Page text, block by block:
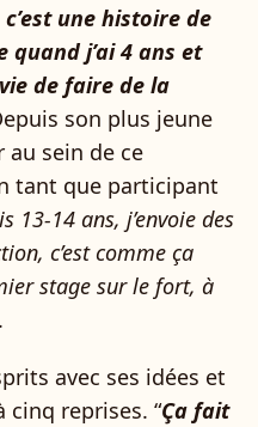
une histoire de
quand j’ai 4 ans et
de faire de la
son plus jeune
au sein de ce
tant que participant
13-14 ans, j’envoie des
c’est comme ça
stage sur le fort, à
avec ses idées et
reprises. “Ça fait